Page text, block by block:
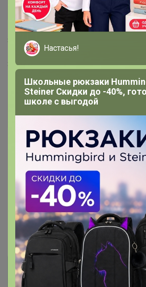
Великий магистр
8 октября, 2025 15:03
Здравствуйте. Прямая оплата не
Джилка
Серебряный организатор
18 октября, 2025 07:44
Показаны записи1-4 из4
Настасья!
Школьные рюкзаки
Steiner Скидки до -40%,
школе с выгодой